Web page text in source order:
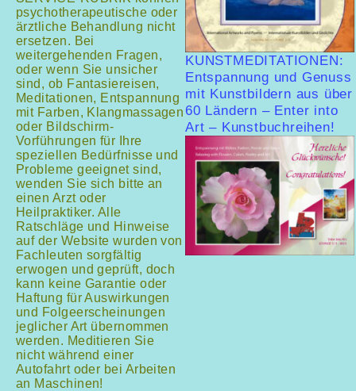
psychotherapeutische oder
ärztliche Behandlung nicht
ersetzen. Bei
weitergehenden Fragen,
oder wenn Sie unsicher
sind, ob Fantasiereisen,
Meditationen, Entspannung
mit Farben, Klangmassagen
oder Bildschirm-
Vorführungen für Ihre
speziellen Bedürfnisse und
Probleme geeignet sind,
wenden Sie sich bitte an
einen Arzt oder
Heilpraktiker. Alle
Ratschläge und Hinweise
auf der Website wurden von
Fachleuten sorgfältig
erwogen und geprüft, doch
kann keine Garantie oder
Haftung für Auswirkungen
und Folgeerscheinungen
jeglicher Art übernommen
werden. Meditieren Sie
nicht während einer
Autofahrt oder bei Arbeiten
an Maschinen!
KUNSTMEDITATIONEN:
Entspannung und Genuss
mit Kunstbildern aus über
60 Ländern – Enter into
Art – Kunstbuchreihen!